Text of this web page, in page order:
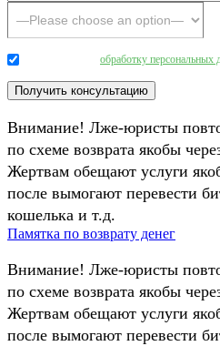
обработку персональных
Внимание! Лже-юристы
по схеме возврата якобы
Жертвам обещают услуги
после вымогают перевести
кошелька и т.д.
Памятка по возврату денег
Внимание! Лже-юристы
по схеме возврата якобы
Жертвам обещают услуги
после вымогают перевести